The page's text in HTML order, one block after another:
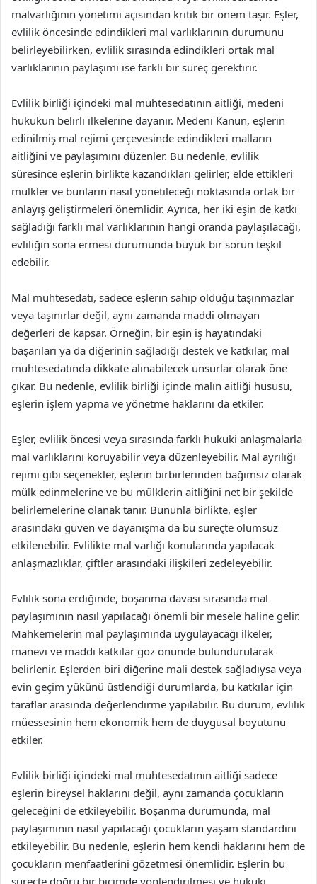
malvarlığının yönetimi açısından kritik bir önem taşır. Eşler,
evlilik öncesinde edindikleri mal varlıklarının durumunu
belirleyebilirken, evlilik sırasında edindikleri ortak mal
varlıklarının paylaşımı ise farklı bir süreç gerektirir.
Evlilik birliği içindeki mal muhtesedatının aitliği, medeni
hukukun belirli ilkelerine dayanır. Medeni Kanun, eşlerin
edinilmiş mal rejimi çerçevesinde edindikleri malların
aitliğini ve paylaşımını düzenler. Bu nedenle, evlilik
süresince eşlerin birlikte kazandıkları gelirler, elde ettikleri
mülkler ve bunların nasıl yönetileceği noktasında ortak bir
anlayış geliştirmeleri önemlidir. Ayrıca, her iki eşin de katkı
sağladığı farklı mal varlıklarının hangi oranda paylaşılacağı,
evliliğin sona ermesi durumunda büyük bir sorun teşkil
edebilir.
Mal muhtesedatı, sadece eşlerin sahip olduğu taşınmazlar
veya taşınırlar değil, aynı zamanda maddi olmayan
değerleri de kapsar. Örneğin, bir eşin iş hayatındaki
başarıları ya da diğerinin sağladığı destek ve katkılar, mal
muhtesedatında dikkate alınabilecek unsurlar olarak öne
çıkar. Bu nedenle, evlilik birliği içinde malın aitliği hususu,
eşlerin işlem yapma ve yönetme haklarını da etkiler.
Eşler, evlilik öncesi veya sırasında farklı hukuki anlaşmalarla
mal varlıklarını koruyabilir veya düzenleyebilir. Mal ayrılığı
rejimi gibi seçenekler, eşlerin birbirlerinden bağımsız olarak
mülk edinmelerine ve bu mülklerin aitliğini net bir şekilde
belirlemelerine olanak tanır. Bununla birlikte, eşler
arasındaki güven ve dayanışma da bu süreçte olumsuz
etkilenebilir. Evlilikte mal varlığı konularında yapılacak
anlaşmazlıklar, çiftler arasındaki ilişkileri zedeleyebilir.
Evlilik sona erdiğinde, boşanma davası sırasında mal
paylaşımının nasıl yapılacağı önemli bir mesele haline gelir.
Mahkemelerin mal paylaşımında uygulayacağı ilkeler,
manevi ve maddi katkılar göz önünde bulundurularak
belirlenir. Eşlerden biri diğerine mali destek sağladıysa veya
evin geçim yükünü üstlendiği durumlarda, bu katkılar için
taraflar arasında değerlendirme yapılabilir. Bu durum, evlilik
müessesinin hem ekonomik hem de duygusal boyutunu
etkiler.
Evlilik birliği içindeki mal muhtesedatının aitliği sadece
eşlerin bireysel haklarını değil, aynı zamanda çocukların
geleceğini de etkileyebilir. Boşanma durumunda, mal
paylaşımının nasıl yapılacağı çocukların yaşam standardını
etkileyebilir. Bu nedenle, eşlerin hem kendi haklarını hem de
çocukların menfaatlerini gözetmesi önemlidir. Eşlerin bu
süreçte doğru bir biçimde yönlendirilmesi ve hukuki